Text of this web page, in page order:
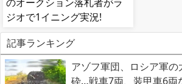
ジオで1イニング実況!
【MLB】
記事ランキング
アゾフ軍団、ロシア軍
砕…戦車7両、装甲車6両